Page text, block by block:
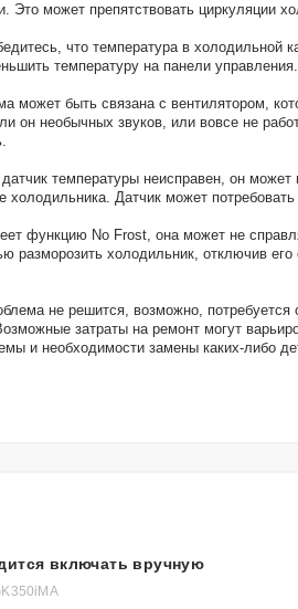
Это может препятствовать циркуляции
что температура в холодильной
температуру на панели управления.
может быть связана с вентилятором,
он необычных звуков, или вовсе не
температуры неисправен, он может
холодильника. Датчик может
функцию No Frost, она может не
разморозить холодильник, отключив его
не решится, возможно, потребуется
затраты на ремонт могут
и необходимости замены каких-либо
включать вручную